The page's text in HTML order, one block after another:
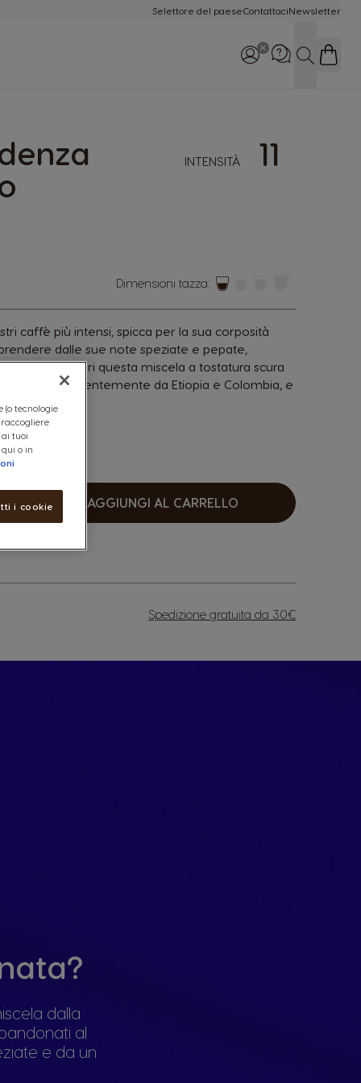
Selettore del paeseContattaciNewsletter
Chiamaci: 800-365234
Cerca
INTENSITÀ 11
Dimensioni tazza:
caffè più intensi, spicca per la sua corposità
dalle sue note speziate e pepate,
dorata. Scopri questa miscela a tostatura scura
prevalentemente da Etiopia e Colombia, e
AGGIUNGI AL CARRELLO
Spedizione gratuita da 30€
dalla
al
e da un
(o tecnologie
tuoi
o in
i cookie